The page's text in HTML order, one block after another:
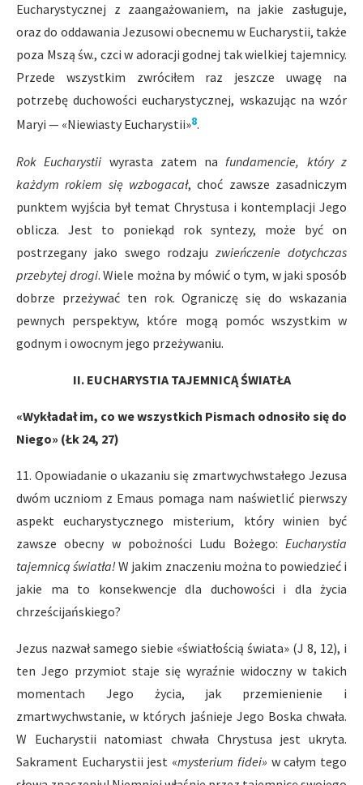
Eucharystycznej z zaangażowaniem, na jakie zasługuje,
oraz do oddawania Jezusowi obecnemu w Eucharystii, także
poza Mszą św., czci w adoracji godnej tak wielkiej tajemnicy.
Przede wszystkim zwróciłem raz jeszcze uwagę na
potrzebę duchowości eucharystycznej, wskazując na wzór
Maryi — «Niewiasty Eucharystii»8.
Rok Eucharystii wyrasta zatem na fundamencie, który z
każdym rokiem się wzbogacał, choć zawsze zasadniczym
punktem wyjścia był temat Chrystusa i kontemplacji Jego
oblicza. Jest to poniekąd rok syntezy, może być on
postrzegany jako swego rodzaju zwieńczenie dotychczas
przebytej drogi. Wiele można by mówić o tym, w jaki sposób
dobrze przeżywać ten rok. Ograniczę się do wskazania
pewnych perspektyw, które mogą pomóc wszystkim w
godnym i owocnym jego przeżywaniu.
II. EUCHARYSTIA TAJEMNICĄ ŚWIATŁA
«Wykładał im, co we wszystkich Pismach odnosiło się do
Niego» (Łk 24, 27)
11. Opowiadanie o ukazaniu się zmartwychwstałego Jezusa
dwóm uczniom z Emaus pomaga nam naświetlić pierwszy
aspekt eucharystycznego misterium, który winien być
zawsze obecny w pobożności Ludu Bożego: Eucharystia
tajemnicą światła!W jakim znaczeniu można to powiedzieć i
jakie ma to konsekwencje dla duchowości i dla życia
chrześcijańskiego?
Jezus nazwał samego siebie «światłością świata» (J 8, 12), i
ten Jego przymiot staje się wyraźnie widoczny w takich
momentach Jego życia, jak przemienienie i
zmartwychwstanie, w których jaśnieje Jego Boska chwała.
W Eucharystii natomiast chwała Chrystusa jest ukryta.
Sakrament Eucharystii jest «mysterium fidei» w całym tego